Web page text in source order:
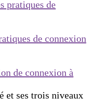
pratiques de
de connexion
de connexion à
et ses trois niveaux